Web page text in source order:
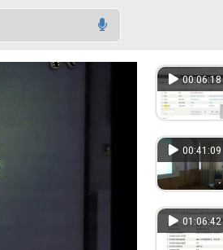
00:06:18
00:41:09
01:06:42